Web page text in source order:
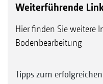
Weiterführende
Hier finden Sie weitere
Bodenbearbeitung
Tipps zum